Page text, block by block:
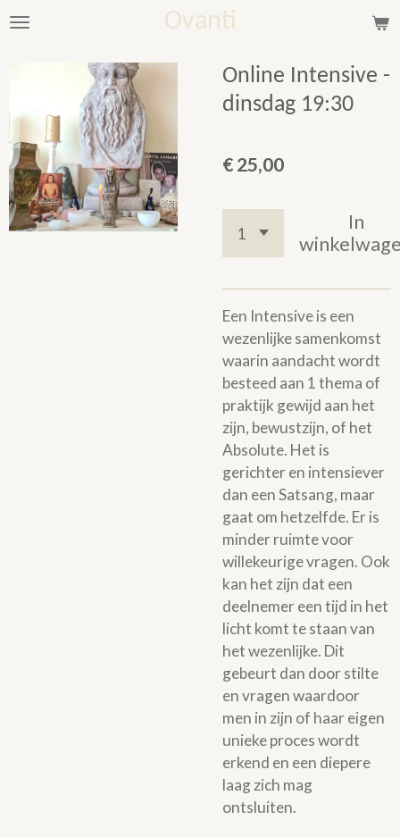
Ga
hoofdinhoud
Ovanti
Online Intensive -
dinsdag 19:30
€ 25,00
In
Een Intensive is een
wezenlijke samenkomst
waarin aandacht wordt
besteed aan 1 thema of
praktijk gewijd aan het
zijn, bewustzijn, of het
Absolute. Het is
gerichter en intensiever
dan een Satsang, maar
gaat om hetzelfde. Er is
minder ruimte voor
willekeurige vragen. Ook
kan het zijn dat een
deelnemer een tijd in het
licht komt te staan van
het wezenlijke. Dit
gebeurt dan door stilte
en vragen waardoor
men in zijn of haar eigen
unieke proces wordt
erkend en een diepere
laag zich mag
ontsluiten.